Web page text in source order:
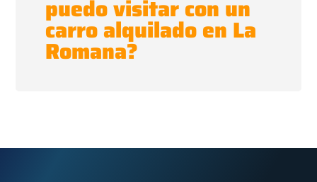
puedo visitar con un
carro alquilado en La
Romana?